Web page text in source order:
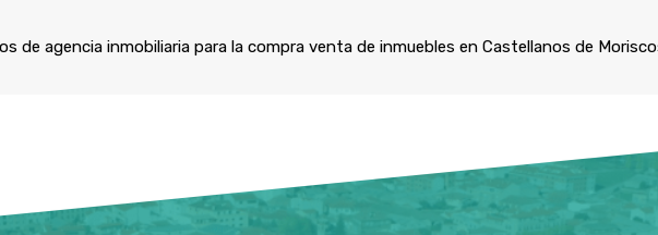
de agencia inmobiliaria para la compra venta de inmuebles en Castellanos de